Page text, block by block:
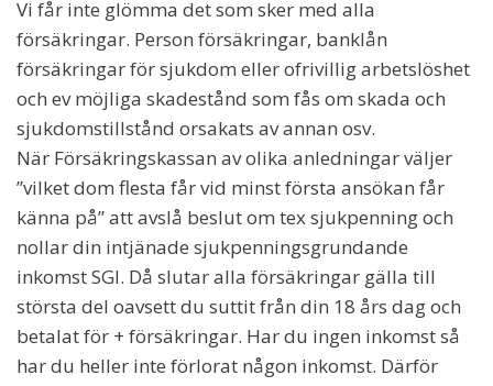
Vi får inte glömma det som sker med alla
försäkringar. Person försäkringar, banklån
försäkringar för sjukdom eller ofrivillig arbetslöshet
och ev möjliga skadestånd som fås om skada och
sjukdomstillstånd orsakats av annan osv.
När Försäkringskassan av olika anledningar väljer
”vilket dom flesta får vid minst första ansökan får
känna på” att avslå beslut om tex sjukpenning och
nollar din intjänade sjukpenningsgrundande
inkomst SGI. Då slutar alla försäkringar gälla till
största del oavsett du suttit från din 18 års dag och
betalat för + försäkringar. Har du ingen inkomst så
har du heller inte förlorat någon inkomst. Därför